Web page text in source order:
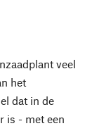
veel
het
dat in de
is - met een